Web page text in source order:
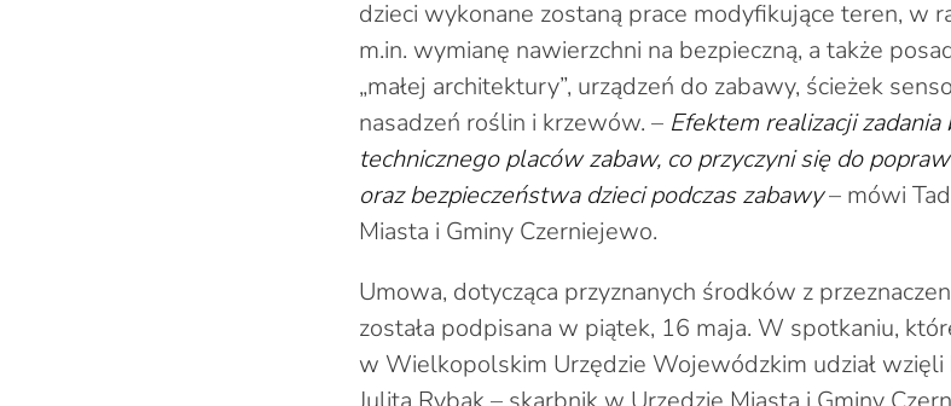
dzieci wykonane zostaną prace modyfikujące teren, w
m.in. wymianę nawierzchni na bezpieczną, a także
„małej architektury”, urządzeń do zabawy, ścieżek
nasadzeń roślin i krzewów. – Efektem realizacji
technicznego placów zabaw, co przyczyni się do
oraz bezpieczeństwa dzieci podczas zabawy– mówi
Miasta i Gminy Czerniejewo.
Umowa, dotycząca przyznanych środków z
została podpisana w piątek, 16 maja. W spotkaniu,
w Wielkopolskim Urzędzie Wojewódzkim udział wzięli